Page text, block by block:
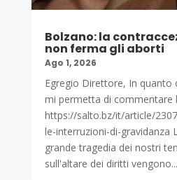
Bolzano: la
non ferma gli aborti
Ago 1, 2026
Egregio Direttore, In quanto
mi permetta di commentare
https://salto.bz/it/article/
le-interruzioni-di-gravidanza
grande tragedia dei nostri
sull'altare dei diritti vengono...